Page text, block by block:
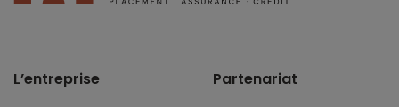
L’entreprise Partenariat